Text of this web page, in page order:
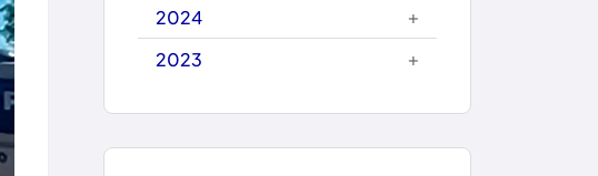
Caturama
Chapada Diamantina
Condeúba
2024
+
2023
+